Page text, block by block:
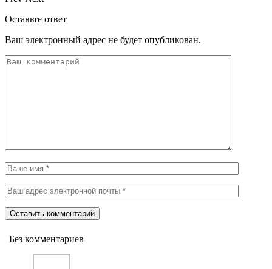
Оставьте ответ
Ваш электронный адрес не будет опубликован.
Без комментариев